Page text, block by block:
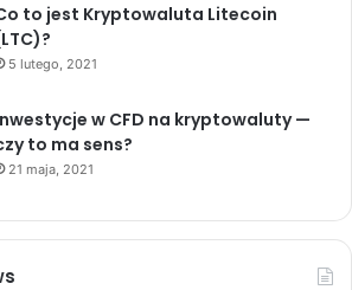
to jest Kryptowaluta Litecoin
5 lutego, 2021
w CFD na kryptowaluty —
to ma sens?
21 maja, 2021